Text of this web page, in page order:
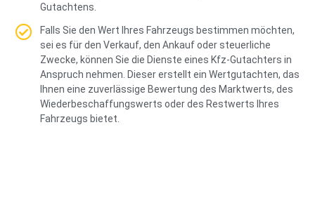
Gutachtens.
Falls Sie den Wert Ihres Fahrzeugs bestimmen möchten,
sei es für den Verkauf, den Ankauf oder steuerliche
Zwecke, können Sie die Dienste eines Kfz-Gutachters in
Anspruch nehmen. Dieser erstellt ein Wertgutachten, das
Ihnen eine zuverlässige Bewertung des Marktwerts, des
Wiederbeschaffungswerts oder des Restwerts Ihres
Fahrzeugs bietet.